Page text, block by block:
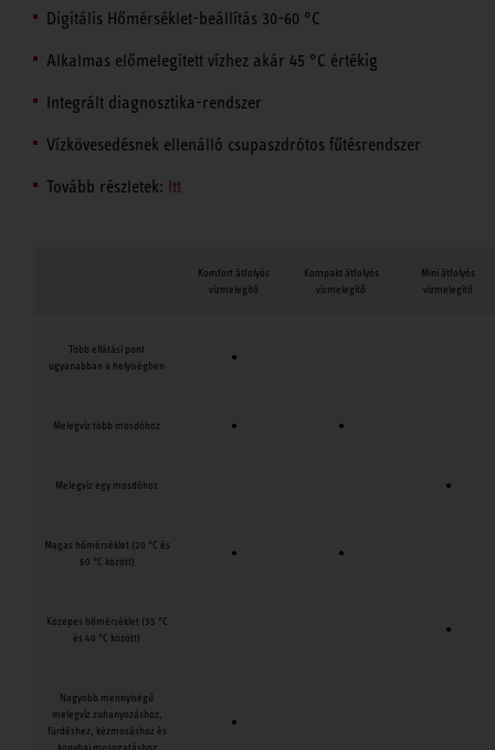
Digitális Hőmérséklet-beállítás 30-60 °C
Alkalmas előmelegített vízhez akár 45 °C értékig
Integrált diagnosztika-rendszer
Vízkövesedésnek ellenálló csupaszdrótos fűtésrendszer
Tovább részletek: Itt
Komfort átfolyós
vízmelegítő
Kompakt átfolyós
vízmelegítő
Mini átfolyós
vízmelegítő
Több ellátási pont
ugyanabban a helyiségben
●
Melegvíz több mosdóhoz ● ●
Melegvíz egy mosdóhoz ●
Magas hőmérséklet (20 °C és
60 °C között)
● ●
Közepes hőmérséklet (35 °C
és 40 °C között)
●
Nagyobb mennyiségű
melegvíz zuhanyozáshoz,
fürdéshez, kézmosáshoz és
●